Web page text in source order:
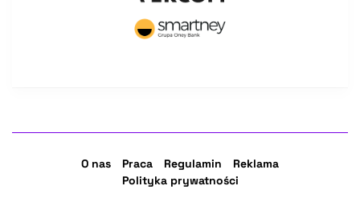
O nas Praca Regulamin
Reklama
Polityka prywatności